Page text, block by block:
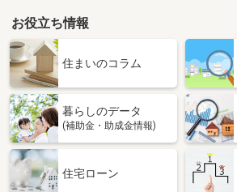
お役立ち情報
住まいのコラム
暮らしのデータ
(補助金・助成金情報)
住宅ローン